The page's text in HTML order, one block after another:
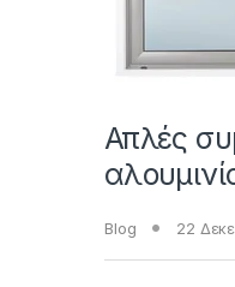
Απλές
Blog 22